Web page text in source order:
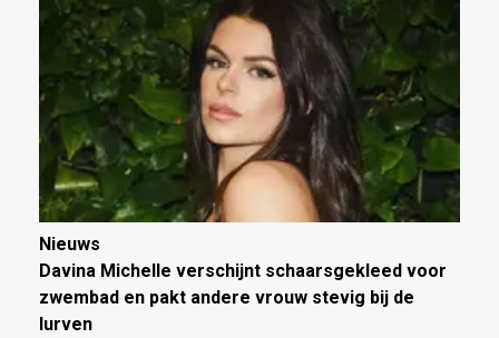
Nieuws
Davina Michelle verschijnt schaarsgekleed voor
zwembad en pakt andere vrouw stevig bij de
lurven